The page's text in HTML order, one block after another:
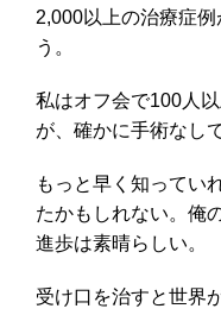
2,000以上の治療症
う。
私はオフ会で100人
が、確かに手術なし
もっと早く知ってい
たかもしれない。俺
進歩は素晴らしい。
受け口を治すと世界